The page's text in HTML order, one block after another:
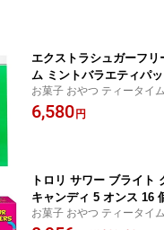
エクストラシュガーフリ
ム ミントバラエティパ
り Extra Sugar Free
nt Variety Pack, 15
お菓子 おやつ ティータイ
カ
6,580 円
トロリ サワー ブライト
キャンディ 5 オンス 16
our Brite Crawlers
お菓子 おやつ ティータイ